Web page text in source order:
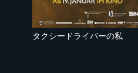
タクシードライバーの私